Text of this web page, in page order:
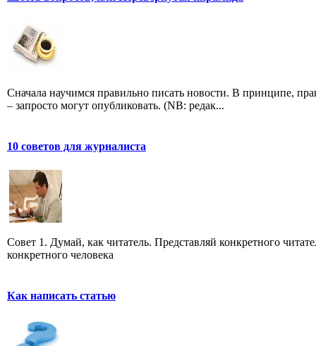
Сначала научимся правильно писать новости. В принципе,
– запросто могут опубликовать. (NB: редак...
10 советов для журналиста
Совет 1. Думай, как читатель. Представляй конкретного
конкретного человека
Как написать статью